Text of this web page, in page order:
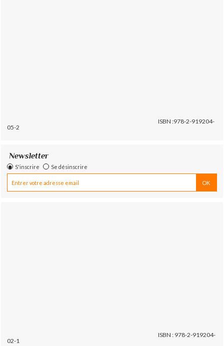
ISBN :978-2-919204-
05-2
Newsletter
S'inscrire Se désinscrire
ISBN : 978-2-919204-
02-1